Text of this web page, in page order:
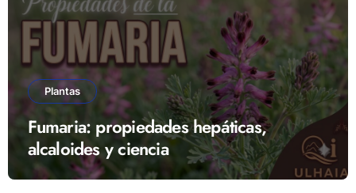
Plantas
Fumaria: propiedades hepáticas,
alcaloides y ciencia